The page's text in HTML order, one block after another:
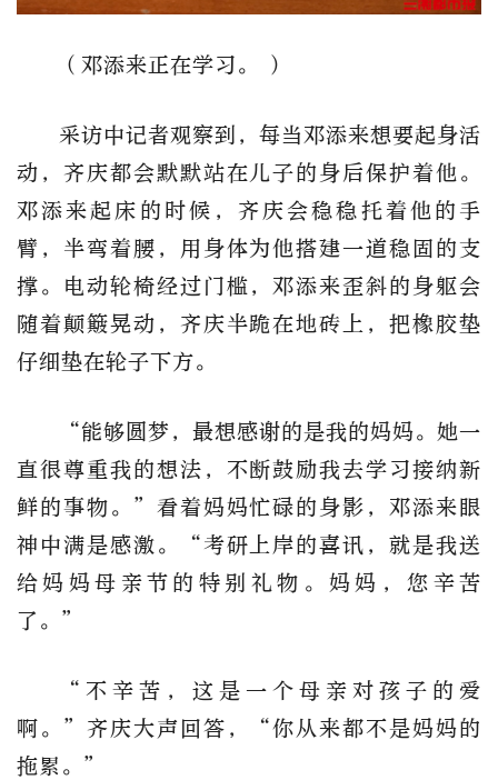
（邓添来正在学习。 ）
采访中记者观察到，每当邓添来想要起身活
动，齐庆都会默默站在儿子的身后保护着他。
邓添来起床的时候，齐庆会稳稳托着他的手
臂，半弯着腰，用身体为他搭建一道稳固的支
撑。电动轮椅经过门槛，邓添来歪斜的身躯会
随着颠簸晃动，齐庆半跪在地砖上，把橡胶垫
仔细垫在轮子下方。
“能够圆梦，最想感谢的是我的妈妈。她一
直很尊重我的想法，不断鼓励我去学习接纳新
鲜的事物。”看着妈妈忙碌的身影，邓添来眼
神中满是感激。“考研上岸的喜讯，就是我送
给妈妈母亲节的特别礼物。妈妈，您辛苦
了。”
“不辛苦，这是一个母亲对孩子的爱
啊。”齐庆大声回答，“你从来都不是妈妈的
拖累。”